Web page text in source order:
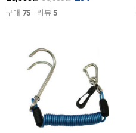
구매 75 리뷰 5